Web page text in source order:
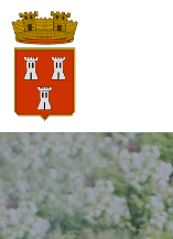
Accueil
La
Commune
Tourisme